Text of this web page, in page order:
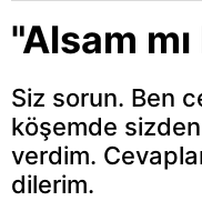
"Alsam
Siz sorun. Ben
köşemde
verdim.
dilerim.